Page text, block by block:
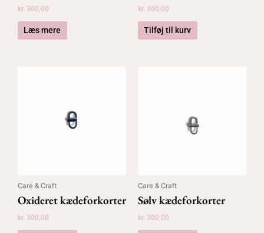
kr. 300,00
Læs mere
kr. 300,00
Tilføj til kurv
Care & Craft
Oxideret kædeforkorter
kr. 300,00
Care & Craft
Sølv kædeforkorter
kr. 300,00